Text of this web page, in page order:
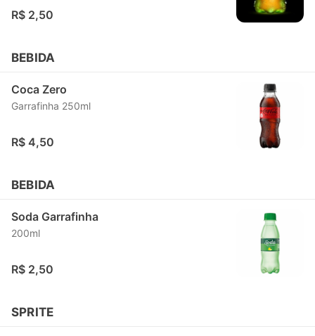
R$ 2,50
BEBIDA
Coca Zero
Garrafinha 250ml
R$ 4,50
BEBIDA
Soda Garrafinha
200ml
R$ 2,50
SPRITE